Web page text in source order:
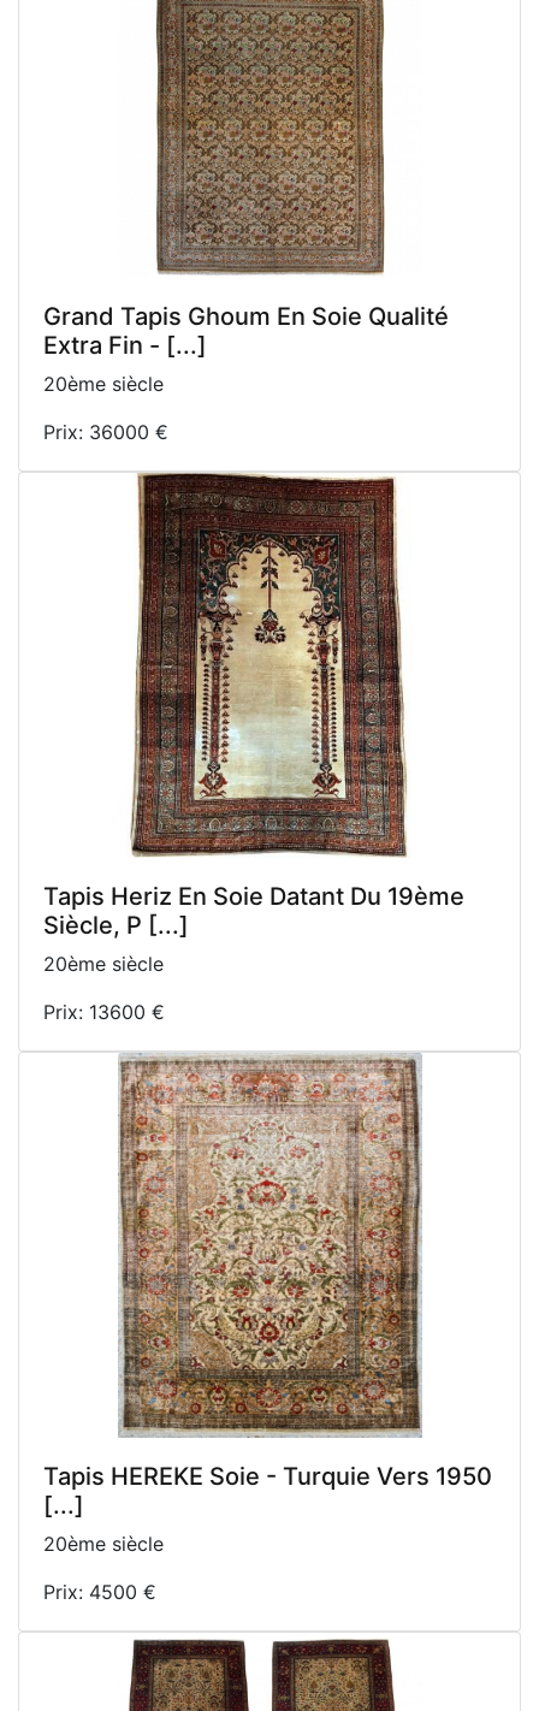
Grand Tapis Ghoum En Soie Qualité
Extra Fin - [...]
20ème siècle
Prix: 36000 €
Tapis Heriz En Soie Datant Du 19ème
Siècle, P [...]
20ème siècle
Prix: 13600 €
Tapis HEREKE Soie - Turquie Vers 1950
[...]
20ème siècle
Prix: 4500 €